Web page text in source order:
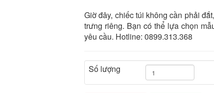
Giờ đây, chiếc túi không cần phải
trưng riêng. Bạn có thể lựa chọn
yêu cầu. Hotline: 0899.313.368
Số lượng